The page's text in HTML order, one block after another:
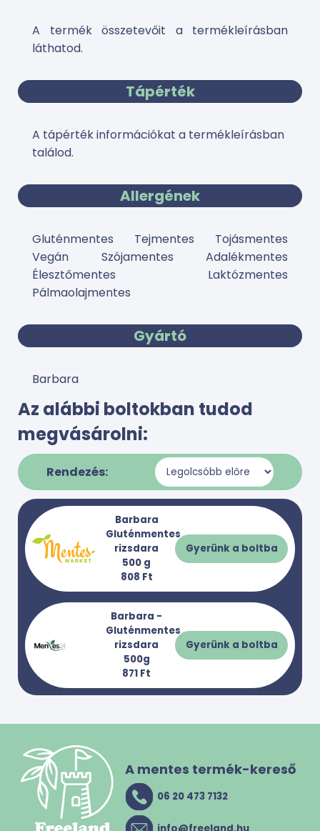
A termék összetevőit a termékleírásban
láthatod.
Tápérték
A tápérték információkat a termékleírásban
találod.
Allergének
Gluténmentes Tejmentes Tojásmentes
Vegán Szójamentes Adalékmentes
Élesztőmentes Laktózmentes
Pálmaolajmentes
Gyártó
Barbara
Az alábbi boltokban tudod
megvásárolni:
Rendezés:
Barbara
Gluténmentes
rizsdara
500 g
808 Ft
Gyerünk a boltba
Barbara -
Gluténmentes
rizsdara
500g
871 Ft
Gyerünk a boltba
A mentes termék-kereső
06 20 473 7132